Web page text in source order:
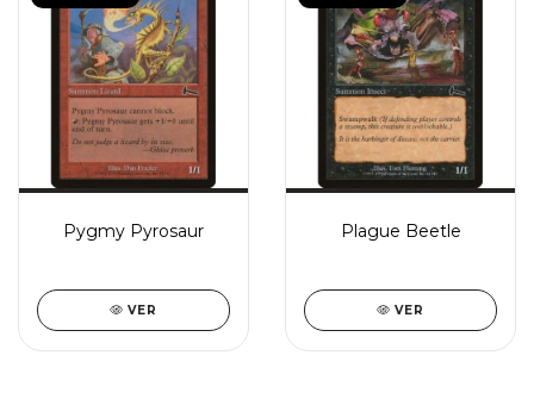
Pygmy Pyrosaur
VER
Plague Beetle
VER